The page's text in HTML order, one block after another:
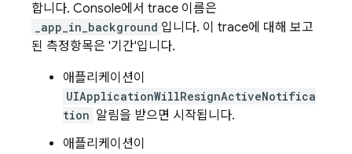
합니다. Console에서 trace 이름은
_app_in_background 입니다. 이 trace에 대해 보고
된 측정항목은 '기간'입니다.
애플리케이션이
UIApplicationWillResignActiveNotifica
tion 알림을 받으면 시작됩니다.
애플리케이션이